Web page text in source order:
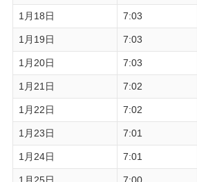
1月18日 7:03
1月19日 7:03
1月20日 7:03
1月21日 7:02
1月22日 7:02
1月23日 7:01
1月24日 7:01